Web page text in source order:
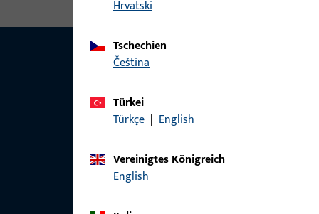
Hrvatski
Tschechien
čeština
Türkei
Türkçe | English
Vereinigtes Königreich
English